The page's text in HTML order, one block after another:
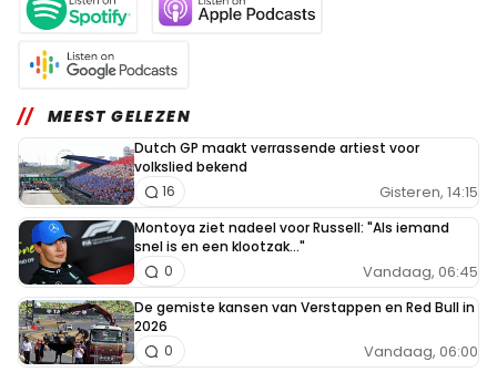
MEEST GELEZEN
Dutch GP maakt verrassende artiest voor
volkslied bekend
Gisteren, 14:15
16
Montoya ziet nadeel voor Russell: "Als iemand
snel is en een klootzak..."
Vandaag, 06:45
0
De gemiste kansen van Verstappen en Red Bull in
2026
Vandaag, 06:00
0